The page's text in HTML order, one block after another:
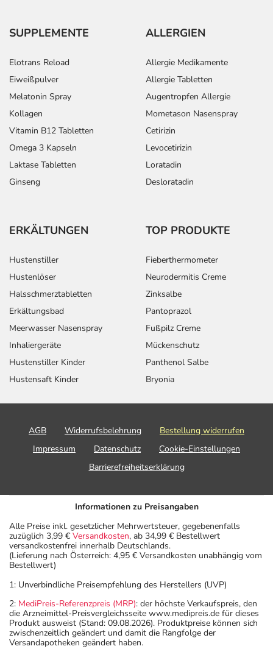
SUPPLEMENTE
Elotrans Reload
Eiweißpulver
Melatonin Spray
Kollagen
Vitamin B12 Tabletten
Omega 3 Kapseln
Laktase Tabletten
Ginseng
ALLERGIEN
Allergie Medikamente
Allergie Tabletten
Augentropfen Allergie
Mometason Nasenspray
Cetirizin
Levocetirizin
Loratadin
Desloratadin
ERKÄLTUNGEN
Hustenstiller
Hustenlöser
Halsschmerztabletten
Erkältungsbad
Meerwasser Nasenspray
Inhaliergeräte
Hustenstiller Kinder
Hustensaft Kinder
TOP PRODUKTE
Fieberthermometer
Neurodermitis Creme
Zinksalbe
Pantoprazol
Fußpilz Creme
Mückenschutz
Panthenol Salbe
Bryonia
AGB Widerrufsbelehrung
Bestellung widerrufen
Impressum
Datenschutz
Cookie-Einstellungen
Barrierefreiheitserklärung
Informationen zu Preisangaben
Alle Preise inkl. gesetzlicher Mehrwertsteuer, gegebenenfalls
zuzüglich 3,99 € Versandkosten, ab 34,99 € Bestellwert
versandkostenfrei innerhalb Deutschlands.
(Lieferung nach Österreich: 4,95 € Versandkosten unabhängig vom
Bestellwert)
1: Unverbindliche Preisempfehlung des Herstellers (UVP)
2: MediPreis-Referenzpreis (MRP): der höchste Verkaufspreis, den
die Arzneimittel-Preisvergleichsseite www.medipreis.de für dieses
Produkt ausweist (Stand: 09.08.2026). Produktpreise können sich
zwischenzeitlich geändert und damit die Rangfolge der
Versandapotheken geändert haben.